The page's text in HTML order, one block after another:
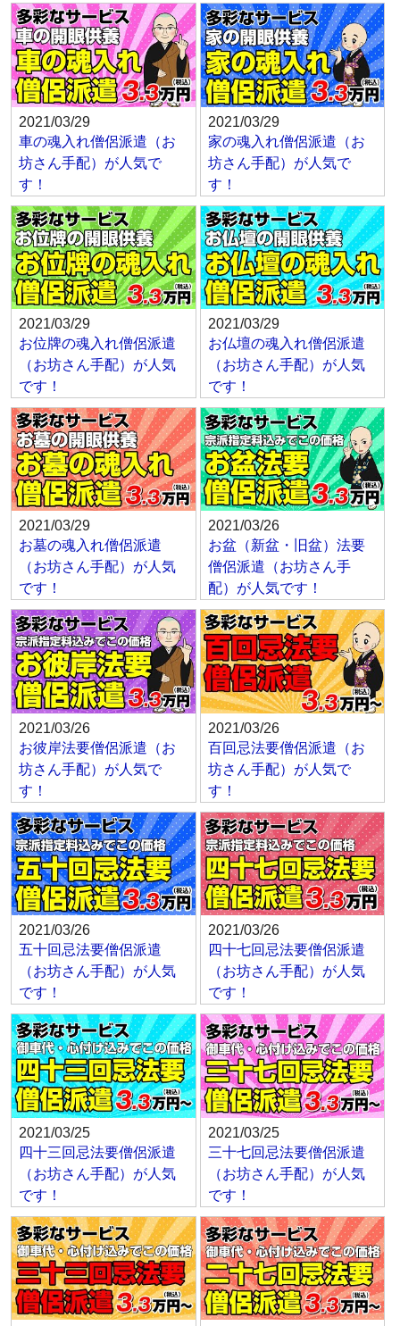
2021/03/29
車の魂入れ僧侶派遣（お
坊さん手配）が人気で
す！
2021/03/29
家の魂入れ僧侶派遣（お
坊さん手配）が人気で
す！
2021/03/29
お位牌の魂入れ僧侶派遣
（お坊さん手配）が人気
です！
2021/03/29
お仏壇の魂入れ僧侶派遣
（お坊さん手配）が人気
です！
2021/03/29
お墓の魂入れ僧侶派遣
（お坊さん手配）が人気
です！
2021/03/26
お盆（新盆・旧盆）法要
僧侶派遣（お坊さん手
配）が人気です！
2021/03/26
お彼岸法要僧侶派遣（お
坊さん手配）が人気で
す！
2021/03/26
百回忌法要僧侶派遣（お
坊さん手配）が人気で
す！
2021/03/26
五十回忌法要僧侶派遣
（お坊さん手配）が人気
です！
2021/03/26
四十七回忌法要僧侶派遣
（お坊さん手配）が人気
です！
2021/03/25
四十三回忌法要僧侶派遣
（お坊さん手配）が人気
です！
2021/03/25
三十七回忌法要僧侶派遣
（お坊さん手配）が人気
です！